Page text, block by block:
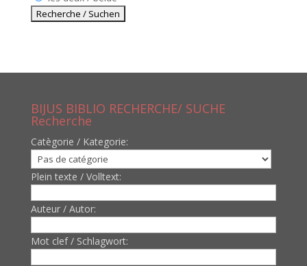
BIJUS BIBLIO RECHERCHE/ SUCHE
Recherche
Catègorie / Kategorie:
Plein texte / Volltext:
Auteur / Autor:
Mot clef / Schlagwort: